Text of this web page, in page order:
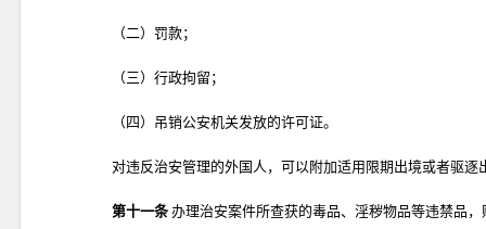
（二）罚款；
（三）行政拘留；
（四）吊销公安机关发放的许可证。
对违反治安管理的外国人，可以附加适用限期出境或者驱逐
第十一条 办理治安案件所查获的毒品、淫秽物品等违禁品